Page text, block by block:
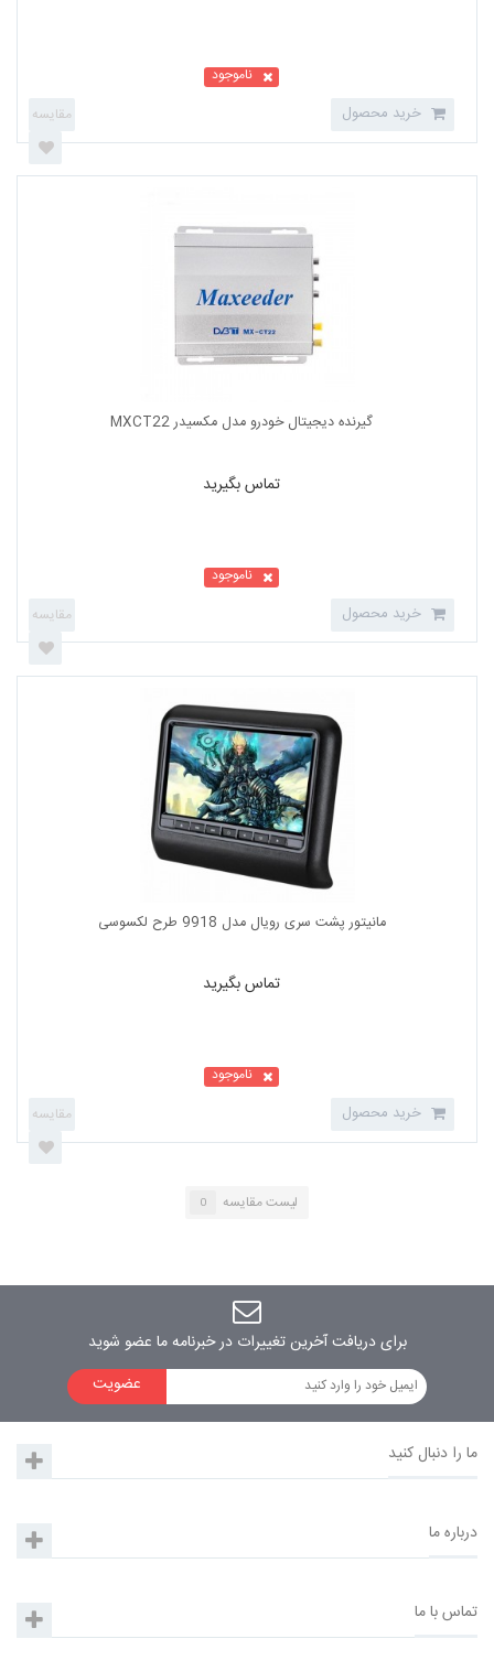
مانیتور پشت سری کنکورد پلاس مدل MH-D9100H...
ناموجود
خرید محصول
گیرنده دیجیتال خودرو مدل مکسیدر MXCT22
تماس بگیرید
ناموجود
خرید محصول
مانیتور پشت سری رویال مدل 9918 طرح لکسوسی
تماس بگیرید
ناموجود
خرید محصول
لیست مقایسه 0
برای دریافت آخرین تغییرات در خبرنامه ما عضو شوید
عضویت
ما را دنبال کنید
درباره ما
تماس با ما